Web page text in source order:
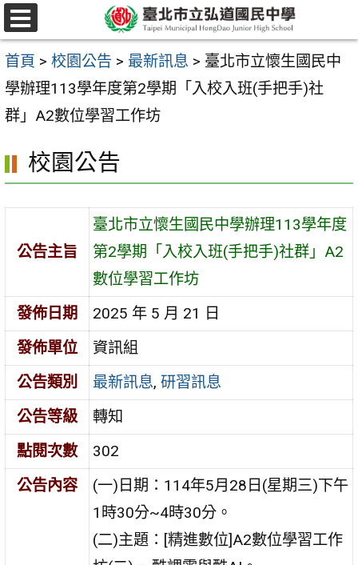
跳
至
主
要
內
區
選
單
首頁 > 校園公告 > 最新訊息 > 臺北市立懷生國民中
學辦理113學年度第2學期「入校入班(手把手)社
群」A2數位學習工作坊
校園公告
公告主旨
臺北市立懷生國民中學辦理113學年度
第2學期「入校入班(手把手)社群」A2
數位學習工作坊
發佈日期
2025 年 5 月 21 日
發佈單位
資訊組
公告類別
最新訊息,研習訊息
公告等級
轉知
點閱次數
302
公告內容
(一)日期：114年5月28日(星期三)下午
1時30分~4時30分。
(二)主題：[精進數位]A2數位學習工作